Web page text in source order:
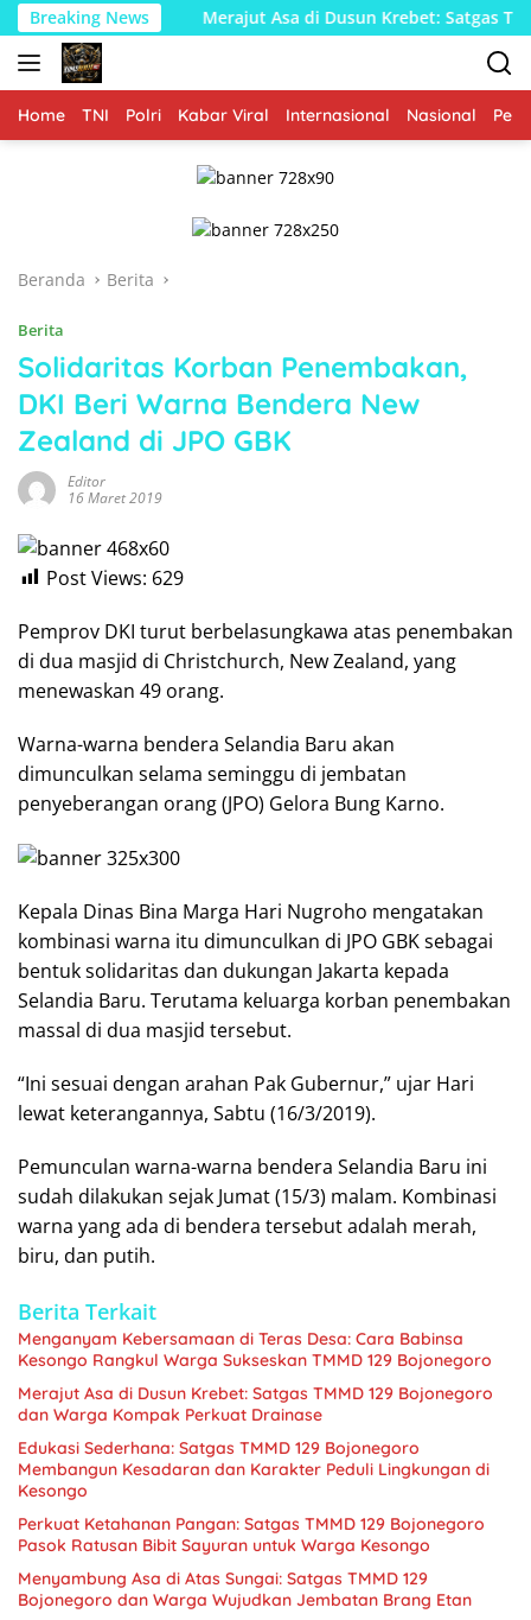
Langsung
ke
konten
Breaking NewsMerajut Asa di Dusun Krebet: Satgas TMMD 129
Home TNI Polri Kabar Viral Internasional Nasional
Beranda Berita
Berita
Solidaritas Korban Penembakan,
DKI Beri Warna Bendera New
Zealand di JPO GBK
Editor
16 Maret 2019
Post Views: 629
Pemprov DKI turut berbelasungkawa atas penembakan
di dua masjid di Christchurch, New Zealand, yang
menewaskan 49 orang.
Warna-warna bendera Selandia Baru akan
dimunculkan selama seminggu di jembatan
penyeberangan orang (JPO) Gelora Bung Karno.
Kepala Dinas Bina Marga Hari Nugroho mengatakan
kombinasi warna itu dimunculkan di JPO GBK sebagai
bentuk solidaritas dan dukungan Jakarta kepada
Selandia Baru. Terutama keluarga korban penembakan
massal di dua masjid tersebut.
“Ini sesuai dengan arahan Pak Gubernur,” ujar Hari
lewat keterangannya, Sabtu (16/3/2019).
Pemunculan warna-warna bendera Selandia Baru ini
sudah dilakukan sejak Jumat (15/3) malam. Kombinasi
warna yang ada di bendera tersebut adalah merah,
biru, dan putih.
Berita Terkait
Menganyam Kebersamaan di Teras Desa: Cara Babinsa
Kesongo Rangkul Warga Sukseskan TMMD 129 Bojonegoro
Merajut Asa di Dusun Krebet: Satgas TMMD 129 Bojonegoro
dan Warga Kompak Perkuat Drainase
Edukasi Sederhana: Satgas TMMD 129 Bojonegoro
Membangun Kesadaran dan Karakter Peduli Lingkungan di
Kesongo
Perkuat Ketahanan Pangan: Satgas TMMD 129 Bojonegoro
Pasok Ratusan Bibit Sayuran untuk Warga Kesongo
Menyambung Asa di Atas Sungai: Satgas TMMD 129
Bojonegoro dan Warga Wujudkan Jembatan Brang Etan